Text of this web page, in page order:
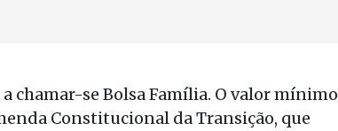
chamar-se Bolsa Família. O valor mínimo
Constitucional da Transição, que